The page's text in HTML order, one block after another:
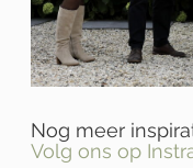
Nog meer
Volg ons op